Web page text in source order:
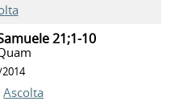
21;1-10
Ascolta